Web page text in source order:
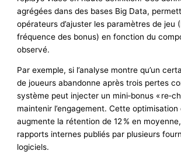
agrégées dans des bases Big Data,
opérateurs d’ajuster les paramètres de jeu
fréquence des bonus) en fonction du
observé.
Par exemple, si l’analyse montre qu’un
de joueurs abandonne après trois pertes
système peut injecter un mini‑bonus «
maintenir l’engagement. Cette
augmente la rétention de 12 % en
rapports internes publiés par plusieurs
logiciels.